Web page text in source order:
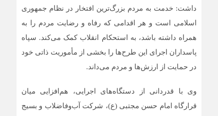
داشت: خدمت به مردم بزرگ‌ترین افتخار در نظام جمهوری
اسلامی است و هر اقدامی که رفاه و رضایت مردم را به
همراه داشته باشد، به استحکام انقلاب کمک می‌کند. سپاه
پاسداران اجرای این طرح‌ها را بخشی از مأموریت ذاتی خود
در حمایت از ارزش‌ها و مردم می‌داند.
وی با قدردانی از دستگاه‌های اجرایی، هم‌افزایی میان
قرارگاه امام حسن مجتبی (ع)، شرکت آب‌وفاضلاب و بسیج